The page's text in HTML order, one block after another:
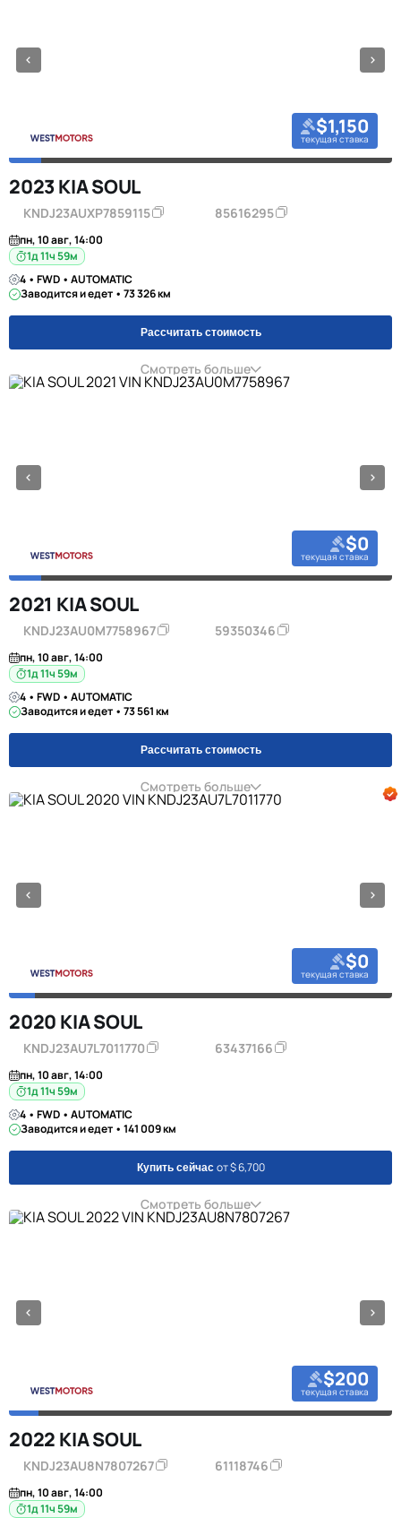
$1,150
текущая ставка
2023 KIA SOUL
KNDJ23AUXP7859115 85616295
пн, 10 авг, 14:00
1д 11ч 59м
4 • FWD • AUTOMATIC
Заводится и едет • 73 326 км
Рассчитать стоимость
Смотреть больше
$0
текущая ставка
2021 KIA SOUL
KNDJ23AU0M7758967 59350346
пн, 10 авг, 14:00
1д 11ч 59м
4 • FWD • AUTOMATIC
Заводится и едет • 73 561 км
Рассчитать стоимость
Смотреть больше
$0
текущая ставка
2020 KIA SOUL
KNDJ23AU7L7011770 63437166
пн, 10 авг, 14:00
1д 11ч 59м
4 • FWD • AUTOMATIC
Заводится и едет • 141 009 км
Купить сейчас от $ 6,700
Смотреть больше
$200
текущая ставка
2022 KIA SOUL
KNDJ23AU8N7807267 61118746
пн, 10 авг, 14:00
1д 11ч 59м